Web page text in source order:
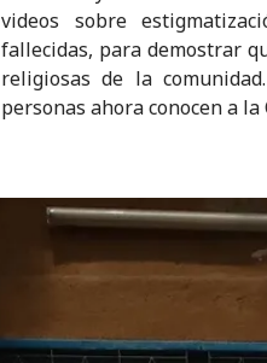
videos sobre
fallecidas, para demostrar
religiosas de la
personas ahora conocen a la